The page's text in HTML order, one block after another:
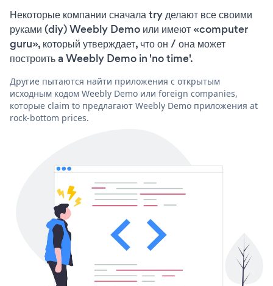
Некоторые компании сначала try делают все своими
руками (diy) Weebly Demo или имеют «computer
guru», который утверждает, что он / она может
построить a Weebly Demo in 'no time'.
Другие пытаются найти приложения с открытым
исходным кодом Weebly Demo или foreign companies,
которые claim to предлагают Weebly Demo приложения at
rock-bottom prices.